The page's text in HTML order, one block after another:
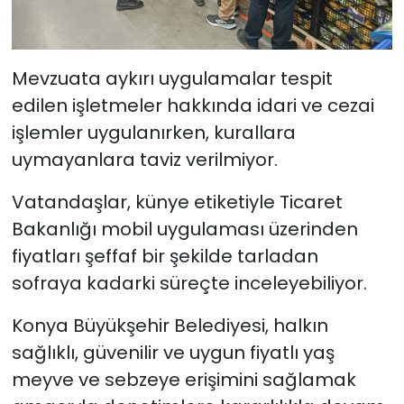
Mevzuata aykırı uygulamalar tespit
edilen işletmeler hakkında idari ve cezai
işlemler uygulanırken, kurallara
uymayanlara taviz verilmiyor.
Vatandaşlar, künye etiketiyle Ticaret
Bakanlığı mobil uygulaması üzerinden
fiyatları şeffaf bir şekilde tarladan
sofraya kadarki süreçte inceleyebiliyor.
Konya Büyükşehir Belediyesi, halkın
sağlıklı, güvenilir ve uygun fiyatlı yaş
meyve ve sebzeye erişimini sağlamak